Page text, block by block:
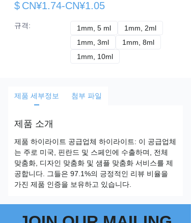
$ CN¥1.74-CN¥1.05
규격: 1mm, 5 ml 1mm, 5 ml
1mm, 2ml
1mm, 3ml 1mm, 3ml
1mm, 8ml
1mm, 10ml
제품 세부정보 첨부 파일
제품 소개
제품 하이라이트 공급업체 하이라이트: 이 공급업체
는 주로 미국, 핀란드 및 스페인에 수출하며, 전체
맞춤화, 디자인 맞춤화 및 샘플 맞춤화 서비스를 제
공합니다. 그들은 97.1%의 긍정적인 리뷰 비율을
가진 제품 인증을 보유하고 있습니다.